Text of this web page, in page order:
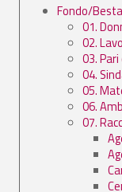
Fondo/
01.
02.
03.
04.
05.
06.
07.